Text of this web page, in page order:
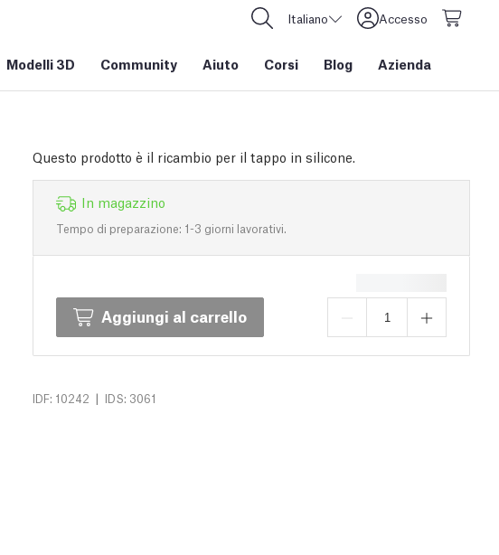
Italiano Accesso
Modelli 3D Community Aiuto Corsi Blog Azienda
Questo prodotto è il ricambio per il tappo in silicone.
In magazzino
Tempo di preparazione: 1-3 giorni lavorativi.
Aggiungi al carrello
IDF: 10242 | IDS: 3061